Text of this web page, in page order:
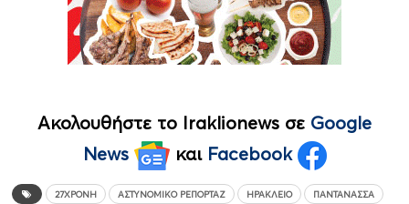
Ακολουθήστε το Iraklionews σε Google
News
και Facebook
27ΧΡΟΝΗ ΑΣΤΥΝΟΜΙΚΌ ΡΕΠΟΡΤΆΖ ΗΡΆΚΛΕΙΟ ΠΑΝΤΆΝΑΣΣΑ